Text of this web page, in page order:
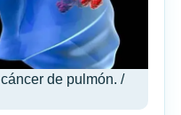
de pulmón. /